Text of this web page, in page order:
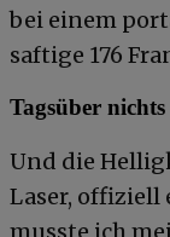
bei einem
saftige 176
Tagsüber
Und die
Laser, offiziell